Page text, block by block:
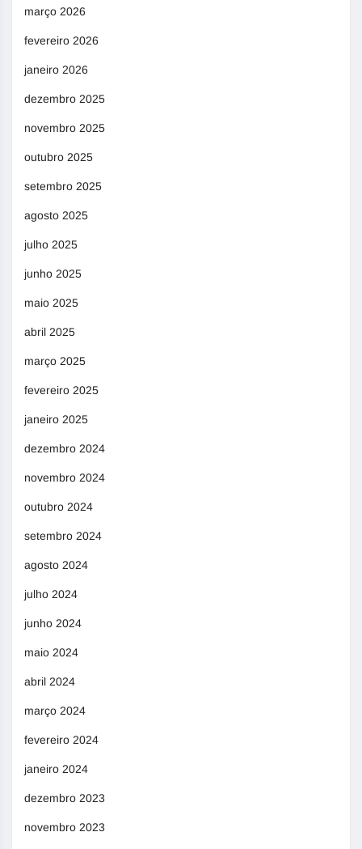
março 2026
fevereiro 2026
janeiro 2026
dezembro 2025
novembro 2025
outubro 2025
setembro 2025
agosto 2025
julho 2025
junho 2025
maio 2025
abril 2025
março 2025
fevereiro 2025
janeiro 2025
dezembro 2024
novembro 2024
outubro 2024
setembro 2024
agosto 2024
julho 2024
junho 2024
maio 2024
abril 2024
março 2024
fevereiro 2024
janeiro 2024
dezembro 2023
novembro 2023